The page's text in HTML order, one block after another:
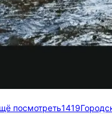
посмотреть1419